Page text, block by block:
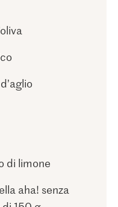
di limone
aha! senza